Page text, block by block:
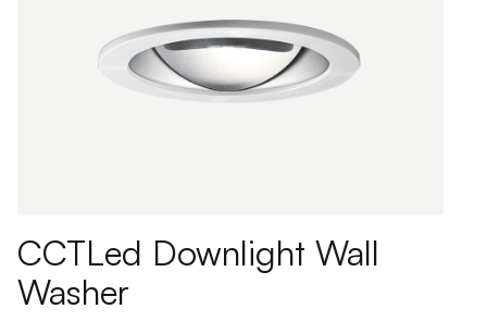
CCTLed Downlight Wall
Washer